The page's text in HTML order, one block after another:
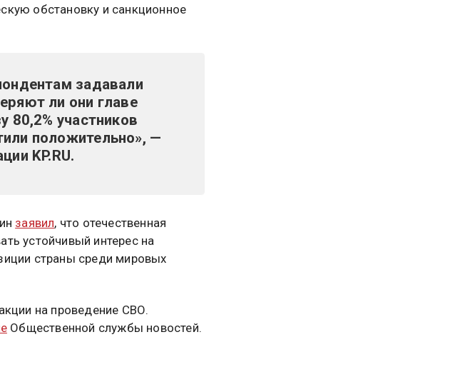
обстановку и санкционное
задавали
ли они главе
80,2% участников
положительно», —
KP.RU.
заявил, что отечественная
устойчивый интерес на
страны среди мировых
на проведение СВО.
Общественной службы новостей.